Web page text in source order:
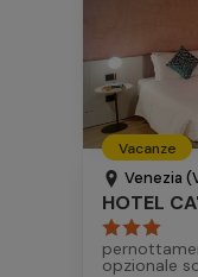
Vacanze
Venezia
opzionale